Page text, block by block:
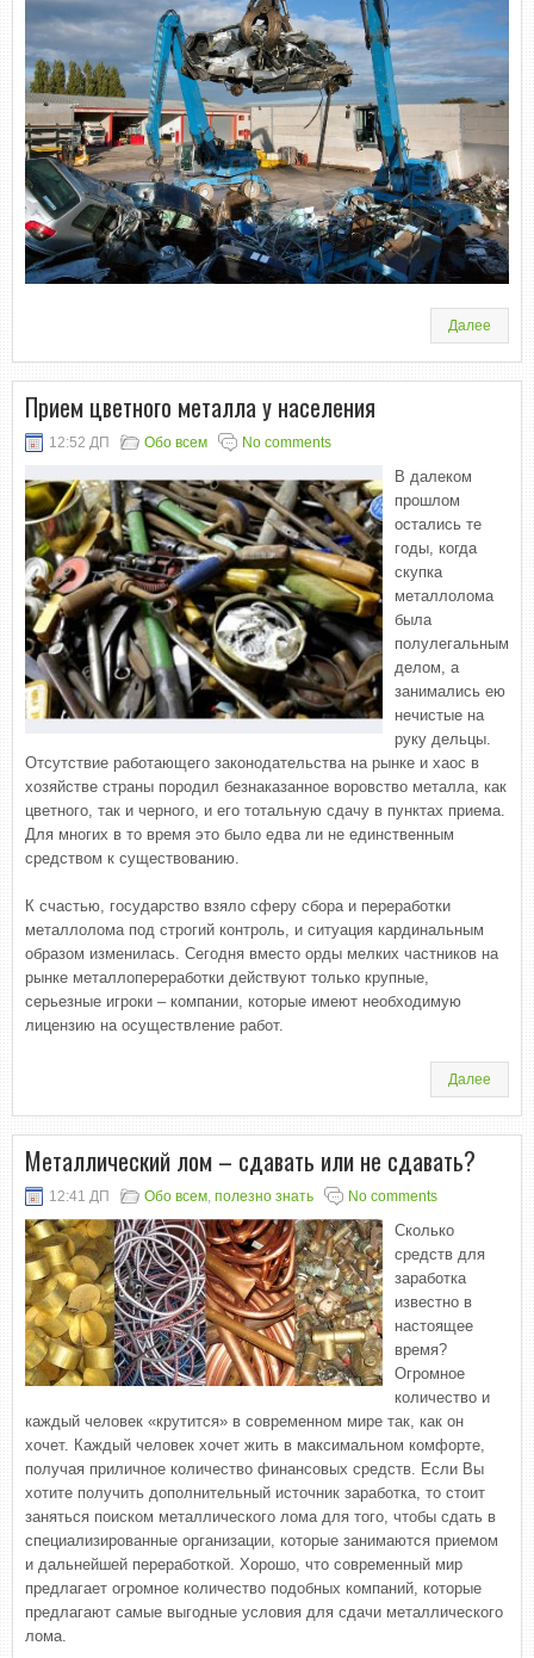
Далее
Прием цветного металла у населения
12:52 ДП Обо всем No comments
В далеком
прошлом
остались те
годы, когда
скупка
металлолома
была
полулегальным
делом, а
занимались ею
нечистые на
руку дельцы.
Отсутствие работающего законодательства на рынке и хаос в
хозяйстве страны породил безнаказанное воровство металла, как
цветного, так и черного, и его тотальную сдачу в пунктах приема.
Для многих в то время это было едва ли не единственным
средством к существованию.
К счастью, государство взяло сферу сбора и переработки
металлолома под строгий контроль, и ситуация кардинальным
образом изменилась. Сегодня вместо орды мелких частников на
рынке металлопереработки действуют только крупные,
серьезные игроки – компании, которые имеют необходимую
лицензию на осуществление работ.
Далее
Металлический лом – сдавать или не сдавать?
12:41 ДП Обо всем полезно знать No comments
Сколько
средств для
заработка
известно в
настоящее
время?
Огромное
количество и
каждый человек «крутится» в современном мире так, как он
хочет. Каждый человек хочет жить в максимальном комфорте,
получая приличное количество финансовых средств. Если Вы
хотите получить дополнительный источник заработка, то стоит
заняться поиском металлического лома для того, чтобы сдать в
специализированные организации, которые занимаются приемом
и дальнейшей переработкой. Хорошо, что современный мир
предлагает огромное количество подобных компаний, которые
предлагают самые выгодные условия для сдачи металлического
лома.